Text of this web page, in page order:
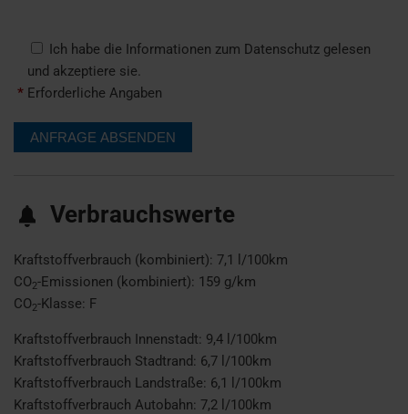
Ich habe die Informationen zum Datenschutz gelesen
und akzeptiere sie.
* Erforderliche Angaben
Verbrauchswerte
Kraftstoffverbrauch (kombiniert): 7,1 l/100km
CO2-Emissionen (kombiniert): 159 g/km
CO2-Klasse: F
Kraftstoffverbrauch Innenstadt: 9,4 l/100km
Kraftstoffverbrauch Stadtrand: 6,7 l/100km
Kraftstoffverbrauch Landstraße: 6,1 l/100km
Kraftstoffverbrauch Autobahn: 7,2 l/100km